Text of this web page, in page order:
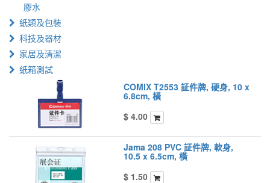
膠水
紙類及包裝
科技及器材
家居及清潔
紙箱測試
COMIX T2553 証件牌, 硬身, 10 x
6.8cm, 橫
$ 4.00
Jama 208 PVC 証件牌, 軟身,
10.5 x 6.5cm, 橫
$ 1.50